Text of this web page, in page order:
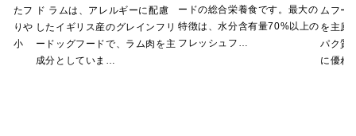
たフ
なりや
・小
ド ラムは、アレルギーに配慮
したイギリス産のグレインフリ
ードッグフードで、ラム肉を主
成分としていま…
ードの総合栄養食です。最大の
特徴は、水分含有量70%以上の
フレッシュフ…
ムフー
を主原
パク質
に優れ